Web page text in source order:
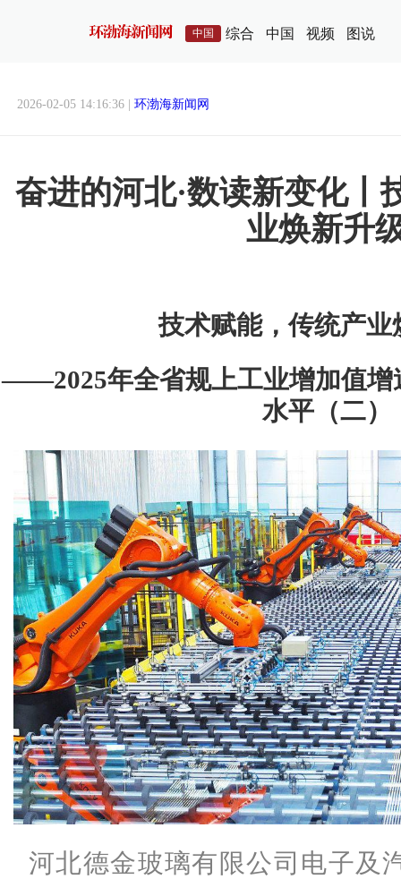
中国 综合 中国 视频 图说
2026-02-05 14:16:36 | 环渤海新闻网
奋进的河北·数读新变化丨
业焕新升
技术赋能，传统产业
——2025年全省规上工业增加值增
水平（二）
河北德金玻璃有限公司电子及